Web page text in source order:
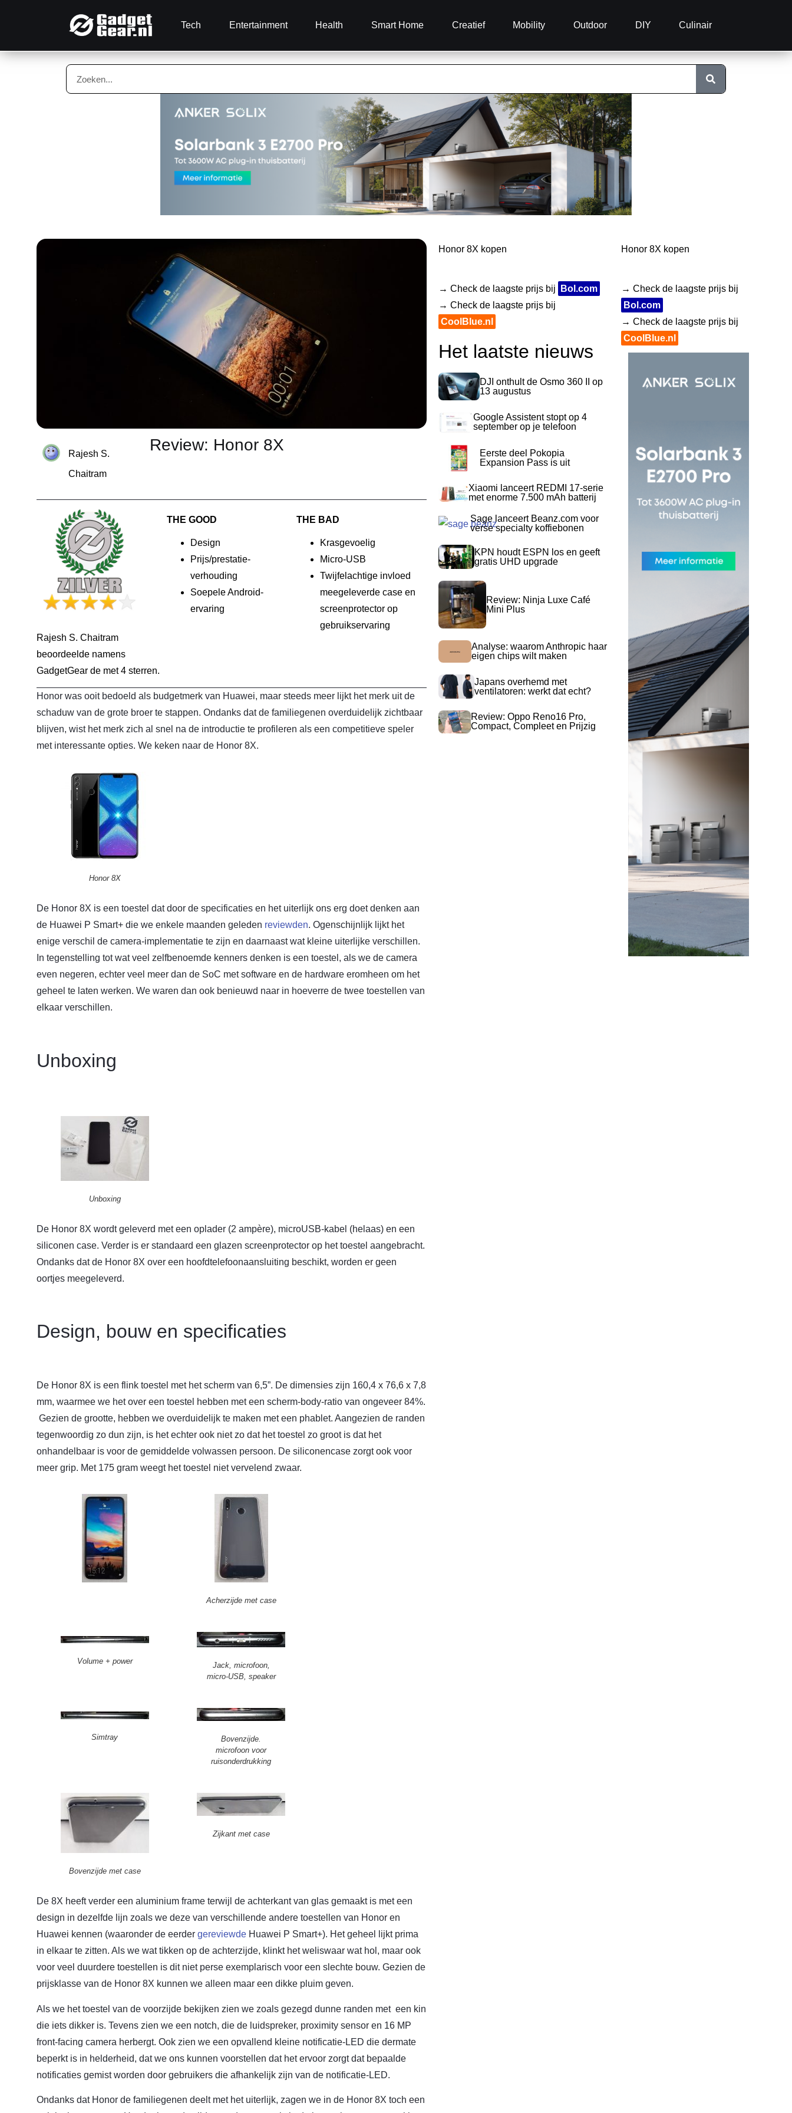
Tech Entertainment Health Smart Home Creatief Mobility Outdoor DIY Culinair
Rajesh S.
Chaitram
Review: Honor 8X
Rajesh S. Chaitram
beoordeelde namens
GadgetGear de met 4 sterren.
THE GOOD
Design
Prijs/prestatie-
verhouding
Soepele Android-
ervaring
THE BAD
Krasgevoelig
Micro-USB
Twijfelachtige invloed
meegeleverde case en
screenprotector op
gebruikservaring
Honor was ooit bedoeld als budgetmerk van Huawei, maar steeds meer lijkt het merk uit de
schaduw van de grote broer te stappen. Ondanks dat de familiegenen overduidelijk zichtbaar
blijven, wist het merk zich al snel na de introductie te profileren als een competitieve speler
met interessante opties. We keken naar de Honor 8X.
Honor 8X
De Honor 8X is een toestel dat door de specificaties en het uiterlijk ons erg doet denken aan
de Huawei P Smart+ die we enkele maanden geleden reviewden. Ogenschijnlijk lijkt het
enige verschil de camera-implementatie te zijn en daarnaast wat kleine uiterlijke verschillen.
In tegenstelling tot wat veel zelfbenoemde kenners denken is een toestel, als we de camera
even negeren, echter veel meer dan de SoC met software en de hardware eromheen om het
geheel te laten werken. We waren dan ook benieuwd naar in hoeverre de twee toestellen van
elkaar verschillen.
Unboxing
Unboxing
De Honor 8X wordt geleverd met een oplader (2 ampère), microUSB-kabel (helaas) en een
siliconen case. Verder is er standaard een glazen screenprotector op het toestel aangebracht.
Ondanks dat de Honor 8X over een hoofdtelefoonaansluiting beschikt, worden er geen
oortjes meegeleverd.
Design, bouw en specificaties
De Honor 8X is een flink toestel met het scherm van 6,5”. De dimensies zijn 160,4 x 76,6 x 7,8
mm, waarmee we het over een toestel hebben met een scherm-body-ratio van ongeveer 84%.
Gezien de grootte, hebben we overduidelijk te maken met een phablet. Aangezien de randen
tegenwoordig zo dun zijn, is het echter ook niet zo dat het toestel zo groot is dat het
onhandelbaar is voor de gemiddelde volwassen persoon. De siliconencase zorgt ook voor
meer grip. Met 175 gram weegt het toestel niet vervelend zwaar.
Acherzijde met case
Volume + power
Jack, microfoon,
micro-USB, speaker
Simtray
Bovenzijde.
microfoon voor
ruisonderdrukking
Bovenzijde met case
Zijkant met case
De 8X heeft verder een aluminium frame terwijl de achterkant van glas gemaakt is met een
design in dezelfde lijn zoals we deze van verschillende andere toestellen van Honor en
Huawei kennen (waaronder de eerder gereviewde Huawei P Smart+). Het geheel lijkt prima
in elkaar te zitten. Als we wat tikken op de achterzijde, klinkt het weliswaar wat hol, maar ook
voor veel duurdere toestellen is dit niet perse exemplarisch voor een slechte bouw. Gezien de
prijsklasse van de Honor 8X kunnen we alleen maar een dikke pluim geven.
Als we het toestel van de voorzijde bekijken zien we zoals gezegd dunne randen met een kin
die iets dikker is. Tevens zien we een notch, die de luidspreker, proximity sensor en 16 MP
front-facing camera herbergt. Ook zien we een opvallend kleine notificatie-LED die dermate
beperkt is in helderheid, dat we ons kunnen voorstellen dat het ervoor zorgt dat bepaalde
notificaties gemist worden door gebruikers die afhankelijk zijn van de notificatie-LED.
Ondanks dat Honor de familiegenen deelt met het uiterlijk, zagen we in de Honor 8X toch een
Honor 8X kopen
→ Check de laagste prijs bij
Bol.com
→ Check de laagste prijs bij
CoolBlue.nl
Het laatste nieuws
DJI onthult de Osmo 360 II op
13 augustus
Google Assistent stopt op 4
september op je telefoon
Eerste deel Pokopia
Expansion Pass is uit
Xiaomi lanceert REDMI 17-serie
met enorme 7.500 mAh batterij
Sage lanceert Beanz.com voor
verse specialty koffiebonen
KPN houdt ESPN los en geeft
gratis UHD upgrade
Review: Ninja Luxe Café
Mini Plus
Analyse: waarom Anthropic haar
eigen chips wilt maken
Japans overhemd met
ventilatoren: werkt dat echt?
Review: Oppo Reno16 Pro,
Compact, Compleet en Prijzig
Honor 8X kopen
→ Check de laagste prijs bij
Bol.com
→ Check de laagste prijs bij
CoolBlue.nl